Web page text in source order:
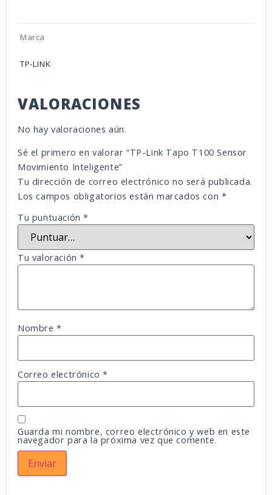
Marca
TP-LINK
VALORACIONES
No hay valoraciones aún.
Sé el primero en valorar “TP-Link Tapo T100 Sensor
Movimiento Inteligente”
Tu dirección de correo electrónico no será publicada.
Los campos obligatorios están marcados con *
Tu puntuación*
Tu valoración*
Nombre*
Correo electrónico*
Guarda mi nombre, correo electrónico y web en este
navegador para la próxima vez que comente.